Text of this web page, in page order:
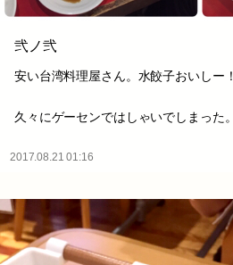
弐ノ弐
安い台湾料理屋さん。水餃子おいしー！
久々にゲーセンではしゃいでしまった。
2017.08.21 01:16